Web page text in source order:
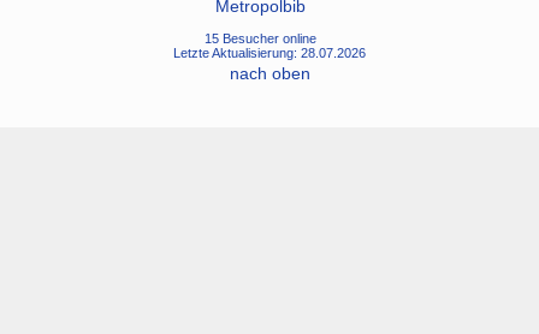
Metropolbib
15 Besucher online
Letzte Aktualisierung: 28.07.2026
nach oben